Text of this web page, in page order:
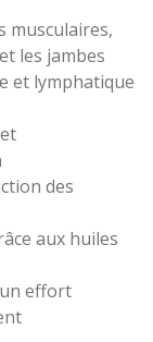
musculaires,
les jambes
et lymphatique
des
aux huiles
effort